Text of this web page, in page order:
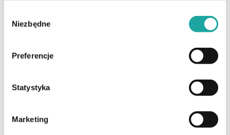
zgody
Niezbędne
Preferencje
Statystyka
Marketing
Zobacz również
AKTUALNOŚCI